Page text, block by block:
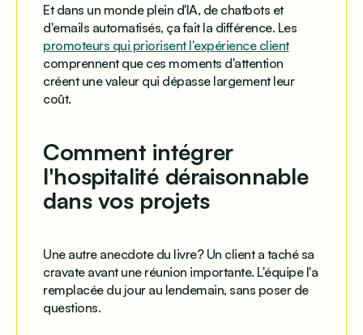
Et dans un monde plein d'IA, de chatbots et
d'emails automatisés, ça fait la différence. Les
promoteurs qui priorisent l'expérience client
comprennent que ces moments d'attention
créent une valeur qui dépasse largement leur
coût.
Comment intégrer
l'hospitalité déraisonnable
dans vos projets
Une autre anecdote du livre? Un client a taché sa
cravate avant une réunion importante. L'équipe l'a
remplacée du jour au lendemain, sans poser de
questions.